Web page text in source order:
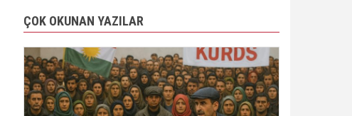
ÇOK OKUNAN YAZILAR